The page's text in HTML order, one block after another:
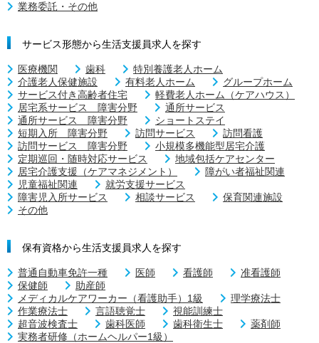
業務委託・その他
サービス形態から生活支援員求人を探す
医療機関 歯科
特別養護老人ホーム
介護老人保健施設
有料老人ホーム
グループホーム
サービス付き高齢者住宅
軽費老人ホーム（ケアハウス）
居宅系サービス 障害分野
通所サービス
通所サービス 障害分野
ショートステイ
短期入所 障害分野
訪問サービス
訪問看護
訪問サービス 障害分野
小規模多機能型居宅介護
定期巡回・随時対応サービス
地域包括ケアセンター
居宅介護支援（ケアマネジメント）
障がい者福祉関連
児童福祉関連
就労支援サービス
障害児入所サービス
相談サービス
保育関連施設
その他
保有資格から生活支援員求人を探す
普通自動車免許一種 医師 看護師
准看護師
保健師
助産師
メディカルケアワーカー（看護助手）1級
理学療法士
作業療法士
言語聴覚士
視能訓練士
超音波検査士
歯科医師 歯科衛生士
薬剤師
実務者研修（ホームヘルパー1級）